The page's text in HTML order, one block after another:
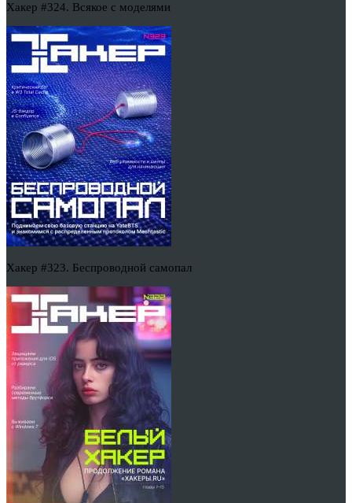
Хакер #324. Всякое с моделями
Хакер #323. Беспроводной самопал